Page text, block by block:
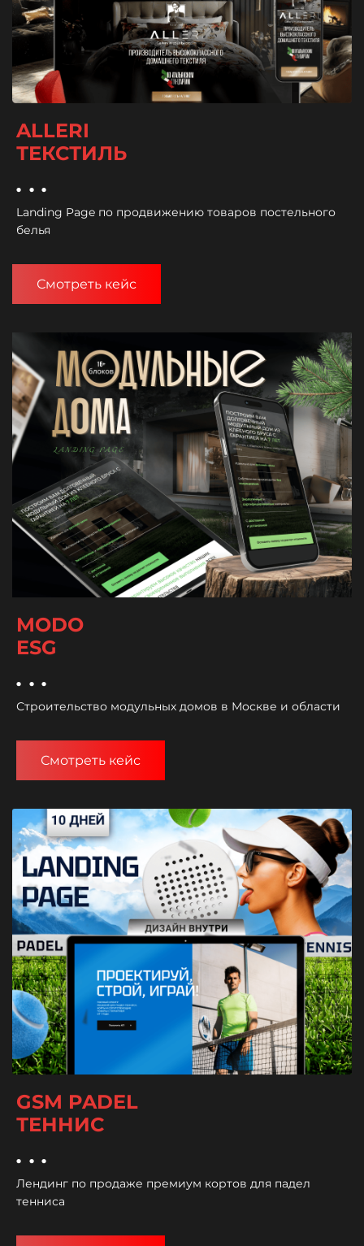
ALLERI
ТЕКСТИЛЬ
...
Landing Page по продвижению товаров постельного
белья
Смотреть кейс
MODO
ESG
...
Строительство модульных домов в Москве и области
Смотреть кейс
GSM PADEL
ТЕННИС
...
Лендинг по продаже премиум кортов для падел
тенниса